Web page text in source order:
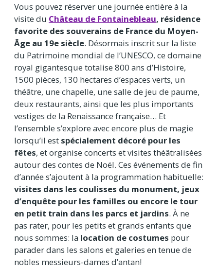
Vous pouvez réserver une journée entière à la
visite du Château de Fontainebleau, résidence
favorite des souverains de France du Moyen-
Âge au 19e siècle. Désormais inscrit sur la liste
du Patrimoine mondial de l’UNESCO, ce domaine
royal gigantesque totalise 800 ans d’Histoire,
1500 pièces, 130 hectares d’espaces verts, un
théâtre, une chapelle, une salle de jeu de paume,
deux restaurants, ainsi que les plus importants
vestiges de la Renaissance française… Et
l’ensemble s’explore avec encore plus de magie
lorsqu’il est spécialement décoré pour les
fêtes, et organise concerts et visites théâtralisées
autour des contes de Noël. Ces événements de fin
d’année s’ajoutent à la programmation habituelle:
visites dans les coulisses du monument, jeux
d’enquête pour les familles ou encore le tour
en petit train dans les parcs et jardins. À ne
pas rater, pour les petits et grands enfants que
nous sommes: la location de costumes pour
parader dans les salons et galeries en tenue de
nobles messieurs-dames d’antan!